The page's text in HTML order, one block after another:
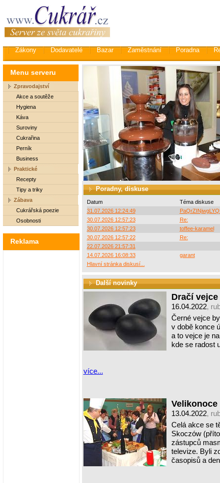
Zákony Dodavatelé Bazar Zaměstnání Poradna
Menu serveru
Zpravodajství
Akce a soutěže
Hygiena
Káva
Suroviny
Cukrařina
Perník
Business
Praktické
Recepty
Tipy a triky
Zábava
Cukrářská poezie
Osobnosti
Reklama
Poradny, diskuse
Datum Téma diskuse
Hlavní stránka diskusí...
31.07.2026 12:24:49
30.07.2026 12:57:23
Re:
30.07.2026 12:57:23
toffee-karamel
30.07.2026 12:57:22
Re:
22.07.2026 21:57:31
14.07.2026 16:08:33
garant
Další novinky
Dračí
16.04.2022,
Černé vejce
v době konce
a to vejce je
kde se radost
více...
13.04.2022,
Celá akce se
Skoczów
zástupců
televize. Byli
časopisů a